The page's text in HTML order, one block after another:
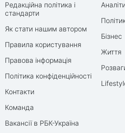
Редакційна політика і
стандарти
Як стати нашим автором
Правила користування
Правова інформація
Політика конфіденційності
Контакти
Команда
Вакансії в РБК-Україна
Бізнес
Життя